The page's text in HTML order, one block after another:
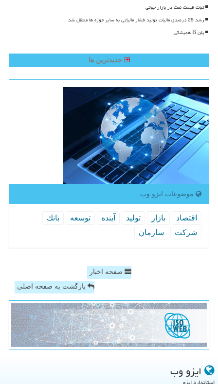
ثبات قیمت نفت در بازار جهانی
رشد 25 درصدی مالیات تولید فشار مالیاتی به سایر حوزه ها منتقل شد
پلن B همیشگی
جدیدترین ها
موضوعات ایزو وب
اقتصاد بازار تولید آینده توسعه
بانك
شركت
سازمان
صفحه اخبار
بازگشت به صفحه اصلی
ایزو وب